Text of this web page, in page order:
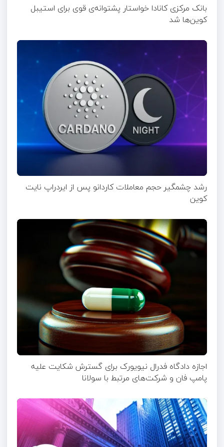
بانک مرکزی کانادا خواستار پشتوانه‌ی قوی برای استیبل
کوین‌ها شد
رشد چشمگیر حجم معاملات کاردانو پس از ایردراپ نایت‌
کوین
اجازه دادگاه فدرال نیویورک برای گسترش شکایت علیه
پامپ فان و شرکت‌های مرتبط با سولانا